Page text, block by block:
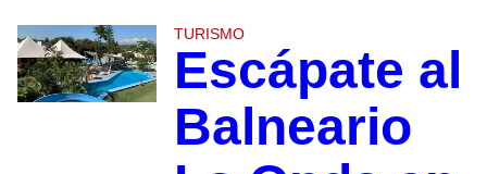
TURISMO
Escápate al
Balneario